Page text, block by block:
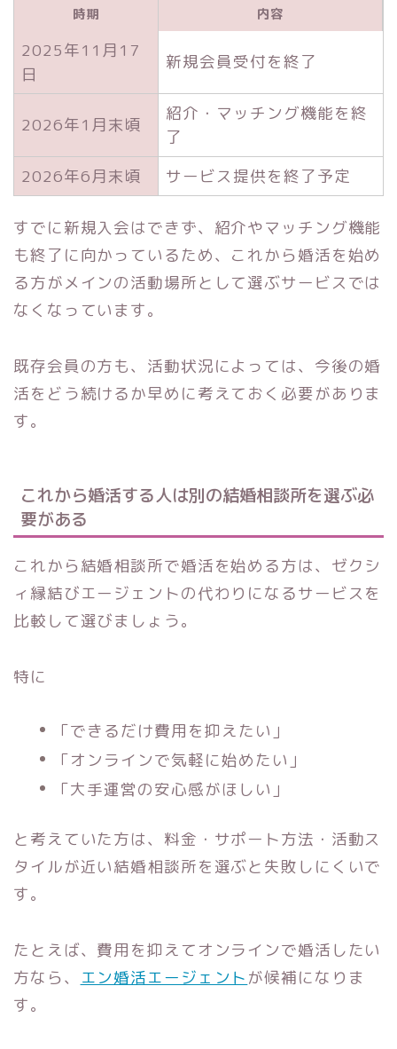
時期 内容
2025年11月17
日
新規会員受付を終了
2026年1月末頃
紹介・マッチング機能を終
了
2026年6月末頃
サービス提供を終了予定
すでに新規入会はできず、紹介やマッチング機能
も終了に向かっているため、これから婚活を始め
る方がメインの活動場所として選ぶサービスでは
なくなっています。
既存会員の方も、活動状況によっては、今後の婚
活をどう続けるか早めに考えておく必要がありま
す。
これから婚活する人は別の結婚相談所を選ぶ必
要がある
これから結婚相談所で婚活を始める方は、ゼクシ
ィ縁結びエージェントの代わりになるサービスを
比較して選びましょう。
特に
「できるだけ費用を抑えたい」
「オンラインで気軽に始めたい」
「大手運営の安心感がほしい」
と考えていた方は、料金・サポート方法・活動ス
タイルが近い結婚相談所を選ぶと失敗しにくいで
す。
たとえば、費用を抑えてオンラインで婚活したい
方なら、 エン婚活エージェント が候補になりま
す。